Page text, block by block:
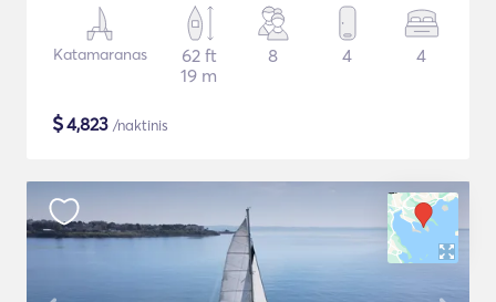
Katamaranas
62 ft
19 m
8 4 4
$4,823 /naktinis